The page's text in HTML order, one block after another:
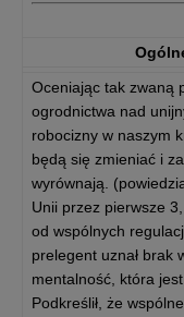
Oceniając tak zwaną
ogrodnictwa nad
robocizny w naszym
będą się zmieniać i
wyrównają.
Unii przez pierwsze
od wspólnych
prelegent uznał brak
mentalność, która
Podkreślił, że